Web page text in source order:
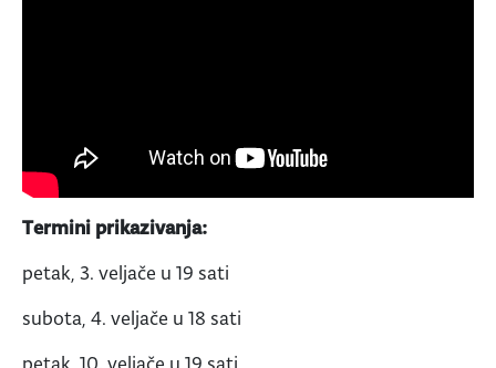
Termini prikazivanja:
petak, 3. veljače u 19 sati
subota, 4. veljače u 18 sati